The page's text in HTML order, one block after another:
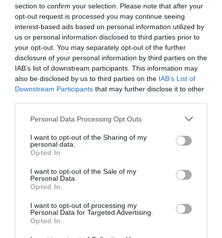
section to confirm your selection. Please note that after your
opt-out request is processed you may continue seeing
interest-based ads based on personal information utilized by
us or personal information disclosed to third parties prior to
your opt-out. You may separately opt-out of the further
disclosure of your personal information by third parties on the
IAB’s list of downstream participants. This information may
also be disclosed by us to third parties on the IAB’s List of
Downstream Participants that may further disclose it to other
Personal Data Processing Opt Outs
I want to opt-out of the Sharing of my
personal data.
Opted In
I want to opt-out of the Sale of my
Personal Data.
Opted In
I want to opt-out of processing my
Personal Data for Targeted Advertising.
Opted In
„Intel“ pristatė „debesims“ skirtus
„Xeon“ procesorius
Svarbus žingsnis naujos architektūros
kompiuterių sukūrimo link?
„PlayStation 4“ pasirodys 2013
metais
Prancūzai pristatė kariuomenei
skirtą „Heraklis“ egzoskeletą
smegenų veiklą
Hakeriai turės savo palydovus
Nepamirškite savo mylimųjų
Stresas trukdo siekti užsibrėžto
tikslo
Saturno atmosferoje atrasta
deguonies